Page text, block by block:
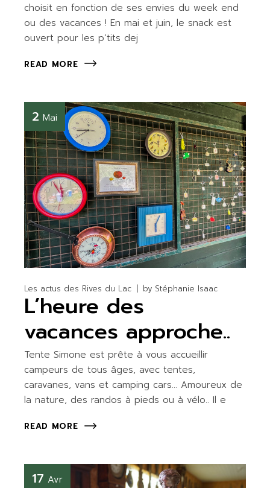
choisit en fonction de ses envies du week end
ou des vacances ! En mai et juin, le snack est
ouvert pour les p’tits dej
READ MORE
2 Mai
Les actus des Rives du Lac by Stéphanie Isaac
L’heure des
vacances approche..
Tente Simone est prête à vous accueillir
campeurs de tous âges, avec tentes,
caravanes, vans et camping cars… Amoureux de
la nature, des randos à pieds ou à vélo.. Il e
READ MORE
17 Avr